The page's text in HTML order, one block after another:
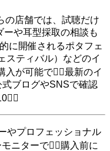
の店舗では、試聴だけ
ーや耳型採取の相談も
に開催されるポタフェ
スティバル）などのイ
入が可能で最新のイ
ブログやSNSで確認
やプロフェッショナル
ニターで購入前に